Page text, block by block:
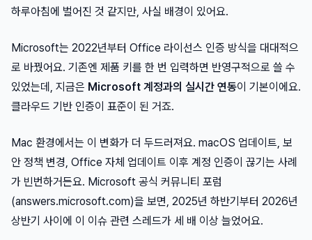
하루아침에 벌어진 것 같지만, 사실 배경이 있어요.
Microsoft는 2022년부터 Office 라이선스 인증 방식을 대대적으
로 바꿨어요. 기존엔 제품 키를 한 번 입력하면 반영구적으로 쓸 수
있었는데, 지금은 Microsoft 계정과의 실시간 연동이 기본이에요.
클라우드 기반 인증이 표준이 된 거죠.
Mac 환경에서는 이 변화가 더 두드러져요. macOS 업데이트, 보
안 정책 변경, Office 자체 업데이트 이후 계정 인증이 끊기는 사례
가 빈번하거든요. Microsoft 공식 커뮤니티 포럼
(answers.microsoft.com)을 보면, 2025년 하반기부터 2026년
상반기 사이에 이 이슈 관련 스레드가 세 배 이상 늘었어요.